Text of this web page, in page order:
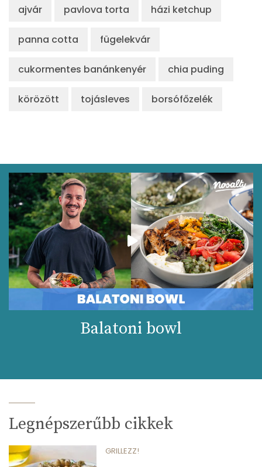
ajvár pavlova torta házi ketchup
panna cotta fügelekvár
cukormentes banánkenyér chia puding
körözött tojásleves borsófőzelék
Balatoni bowl
Legnépszerűbb cikkek
GRILLEZZ!